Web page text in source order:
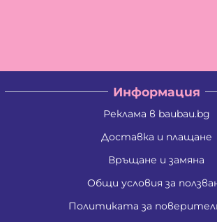
Информация
Реклама в baubau.bg
Доставка и плащане
Връщане и замяна
Общи условия за
Политиката за